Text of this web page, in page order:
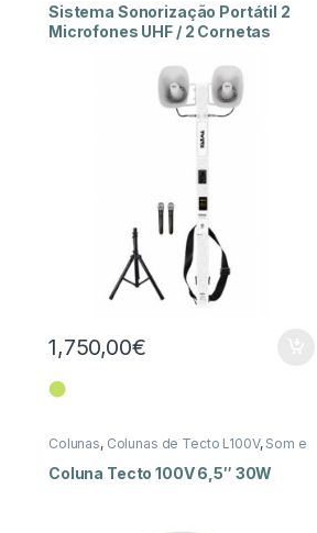
Sistema Sonorização Portátil 2
Microfones UHF / 2 Cornetas
1,750,00€
⬤
Colunas, Colunas de Tecto L100V, Som e
Coluna Tecto 100V 6,5″ 30W